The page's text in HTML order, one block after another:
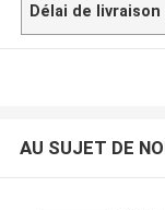
Délai de livraison
AU SUJET DE